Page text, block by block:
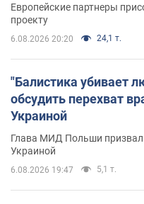
Европейские партнеры
проекту
6.08.2026 20:20 24,1 т.
"Балистика убивает
обсудить перехват
Украиной
Глава МИД Польши призвал
Украиной
6.08.2026 19:47 5,1 т.